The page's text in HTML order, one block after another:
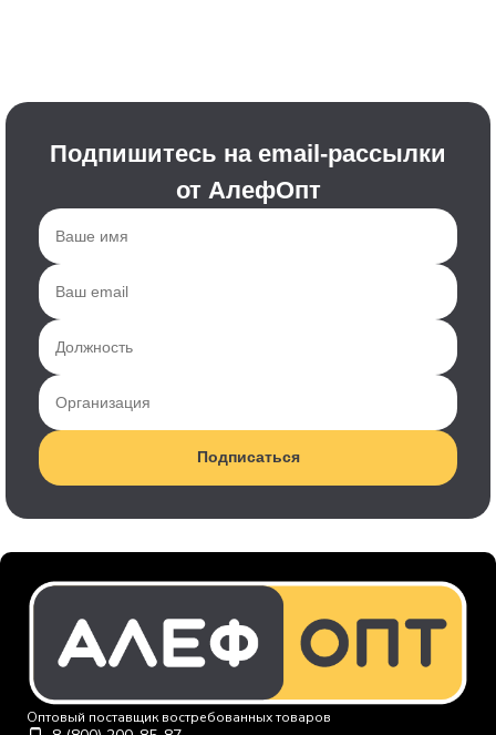
Подпишитесь на email-рассылки
от АлефОпт
Подписаться
Оптовый поставщик востребованных товаров